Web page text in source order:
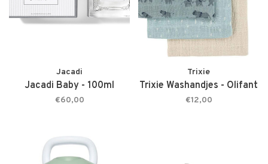
Jacadi
Jacadi Baby - 100ml
€60,00
Trixie
Trixie Washandjes - Olifant
€12,00